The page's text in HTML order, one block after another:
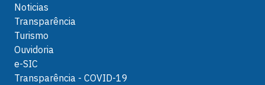
Noticias
Transparência
Turismo
Ouvidoria
e-SIC
Transparência - COVID-19